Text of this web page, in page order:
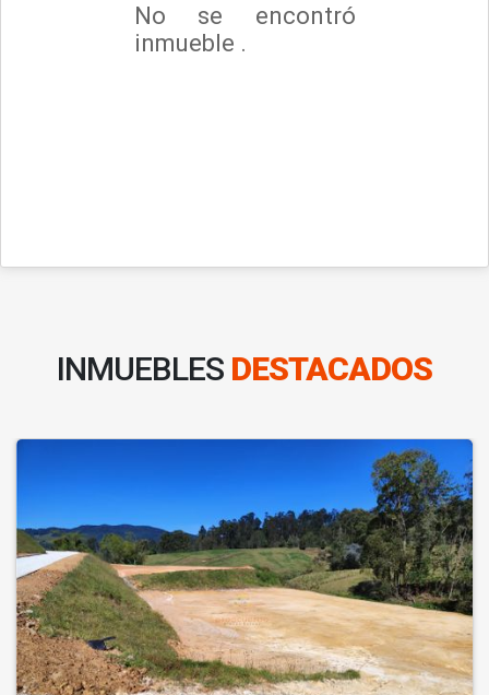
No se encontró
inmueble .
INMUEBLES DESTACADOS